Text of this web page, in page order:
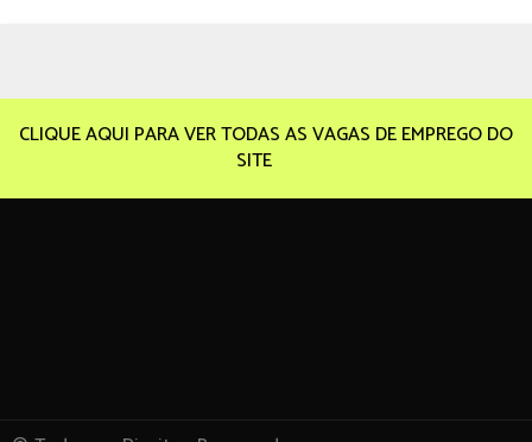
CLIQUE AQUI PARA VER TODAS AS VAGAS DE EMPREGO DO
SITE